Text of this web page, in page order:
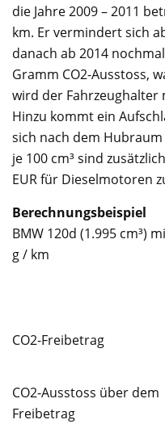
die Jahre 2009 – 2011
km. Er vermindert sich
danach ab 2014
Gramm CO2-Ausstoss,
wird der Fahrzeughalter
Hinzu kommt ein
sich nach dem
je 100 cm³ sind
EUR für Dieselmotoren
Berechnungsbeispiel
BMW 120d (1.995 cm³)
g / km
CO2-Freibetrag
CO2-Ausstoss über dem
Freibetrag